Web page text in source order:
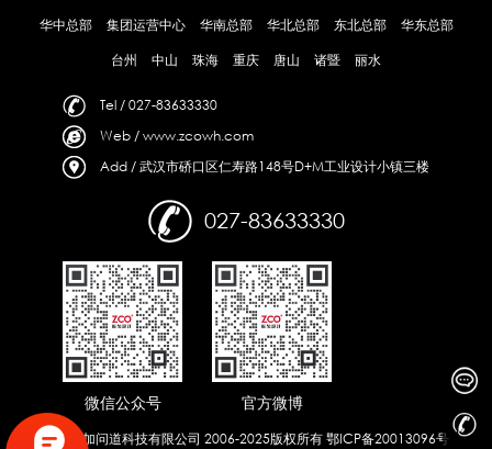
华中总部 集团运营中心 华南总部 华北总部 东北总部
华东总部
台州
中山 珠海 重庆 唐山 诸暨 丽水
Tel / 027-83633330
Web / www.zcowh.com
Add / 武汉市硚口区仁寿路148号D+M工业设计小镇三楼
027-83633330
微信公众号 官方微博
武汉智加问道科技有限公司 2006-2025版权所有鄂ICP备20013096号